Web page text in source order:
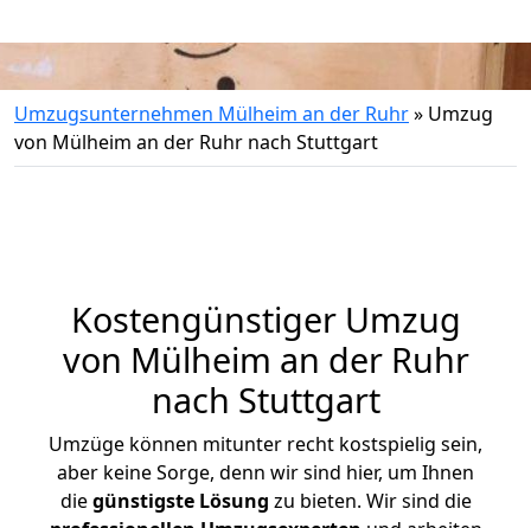
Umzugsunternehmen Mülheim an der Ruhr» Umzug
von Mülheim an der Ruhr nach Stuttgart
Kostengünstiger Umzug
von Mülheim an der Ruhr
nach Stuttgart
Umzüge können mitunter recht kostspielig sein,
aber keine Sorge, denn wir sind hier, um Ihnen
diegünstigste Lösung zu bieten. Wir sind die